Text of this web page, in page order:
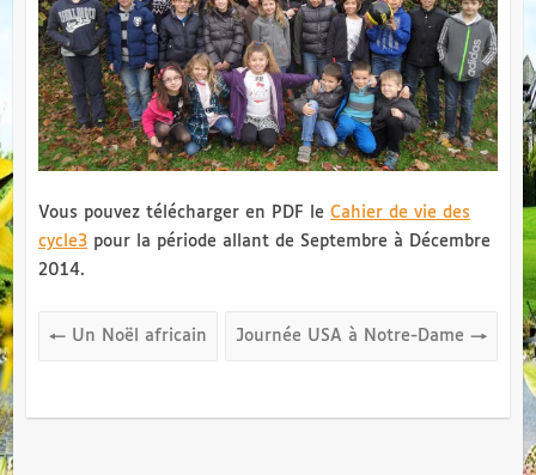
Vous pouvez télécharger en PDF le Cahier de vie des
cycle3pour la période allant de Septembre à Décembre
2014.
←Un Noël africain Journée USA à Notre-Dame→